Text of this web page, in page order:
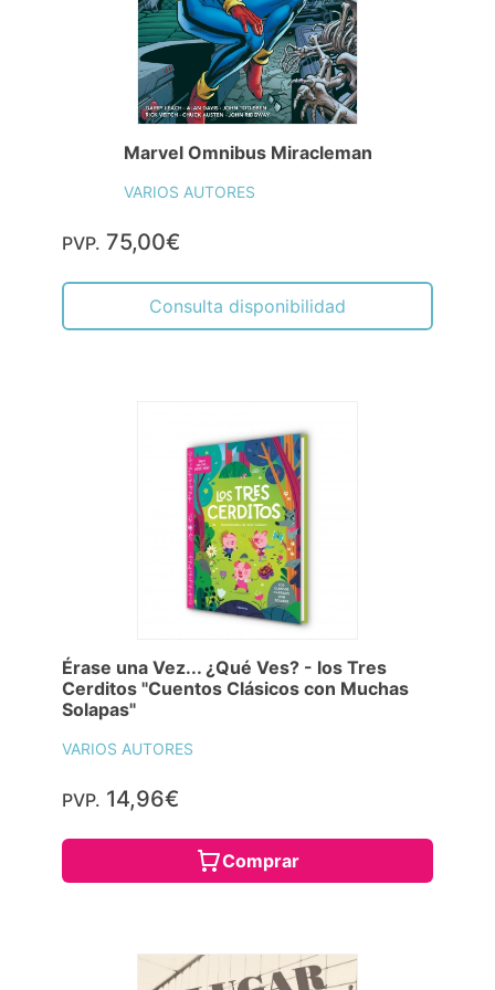
Marvel Omnibus Miracleman
VARIOS AUTORES
PVP. 75,00€
Consulta disponibilidad
Érase una Vez... ¿Qué Ves? - los Tres
Cerditos "Cuentos Clásicos con Muchas
Solapas"
VARIOS AUTORES
PVP. 14,96€
Comprar